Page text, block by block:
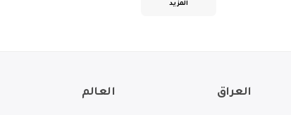
المزيد
العراق العالم